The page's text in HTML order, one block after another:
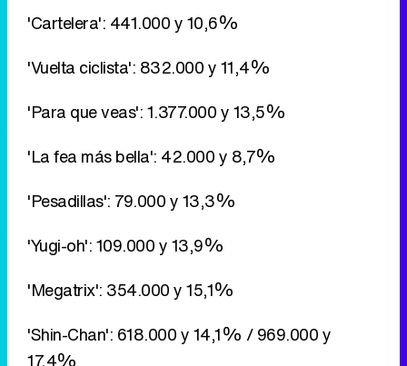
'La fea más bella': 42.000 y 8,7%
'Pesadillas': 79.000 y 13,3%
'Yugi-oh': 109.000 y 13,9%
'Megatrix': 354.000 y 15,1%
'Shin-Chan': 618.000 y 14,1% / 969.000 y
17,4%
'Los Simpson': 1.805.000 y 24,6% / 2.824.000
y 29,6%
'UFO Baby': 10.000 y 2,5%